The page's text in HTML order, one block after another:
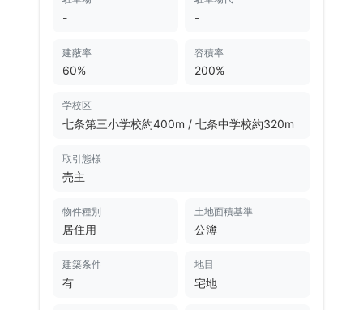
- -
建蔽率
60%
容積率
200%
学校区
七条第三小学校約400m / 七条中学校約320m
取引態様
売主
物件種別
居住用
土地面積基準
公簿
建築条件
有
地目
宅地